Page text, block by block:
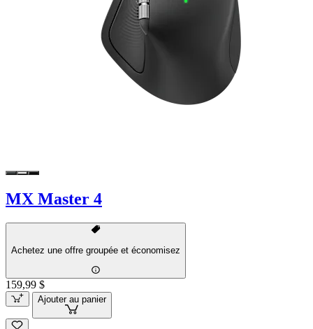
MX Master 4
Achetez une offre groupée et économisez
159,99 $
Ajouter au panier